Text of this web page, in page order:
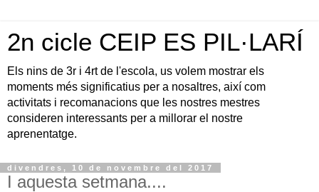
2n cicle CEIP ES PIL·LARÍ
Els nins de 3r i 4rt de l'escola, us volem mostrar els
moments més significatius per a nosaltres, així com
activitats i recomanacions que les nostres mestres
consideren interessants per a millorar el nostre
aprenentatge.
divendres, 10 de novembre del 2017
I aquesta setmana....